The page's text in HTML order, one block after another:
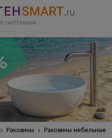
Раковины Раковины мебельные